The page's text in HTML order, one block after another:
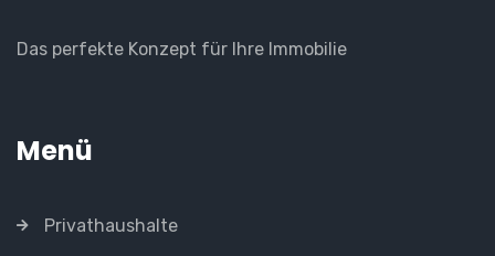
Das perfekte Konzept für Ihre Immobilie
Menü
Privathaushalte